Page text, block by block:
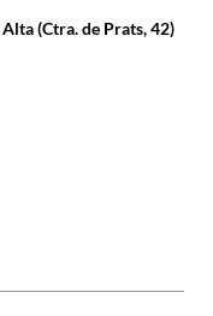
(Ctra. de Prats, 42)